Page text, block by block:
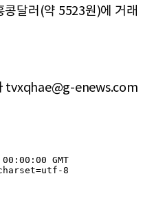
달러(약 5523원)에 거래
tvxqhae@g-enews.com